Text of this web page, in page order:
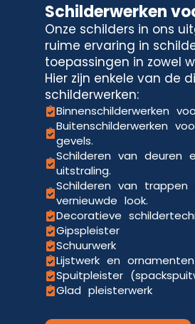
Schilderwerken
Onze schilders in ons
ruime ervaring in
toepassingen in zowel
Hier zijn enkele van de
schilderwerken:
Binnenschilderwerken
Buitenschilderwerken
gevels.
Schilderen van deuren
uitstraling.
Schilderen van
vernieuwde look.
Decoratieve
Gipspleister
Schuurwerk
Lijstwerk en ornamenten
Spuitpleister
Glad pleisterwerk